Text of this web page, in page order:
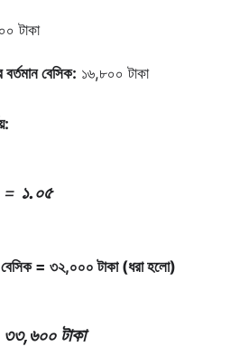
টাকা
বর্তমান বেসিক: ১৬,৮০০ টাকা
= ১.০৫
= ৩২,০০০ টাকা (ধরা হলো)
৩৩,৬০০ টাকা